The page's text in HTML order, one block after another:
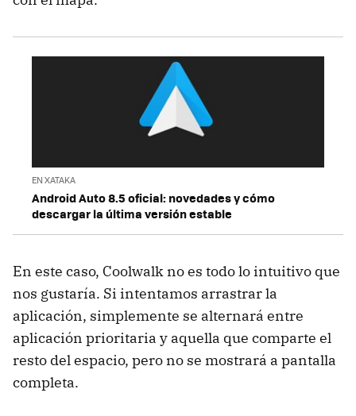
EN XATAKA
Android Auto 8.5 oficial: novedades y cómo
descargar la última versión estable
En este caso, Coolwalk no es todo lo intuitivo que
nos gustaría. Si intentamos arrastrar la
aplicación, simplemente se alternará entre
aplicación prioritaria y aquella que comparte el
resto del espacio, pero no se mostrará a pantalla
completa.